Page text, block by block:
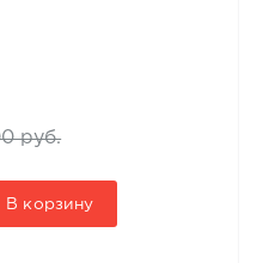
руб.
В корзину